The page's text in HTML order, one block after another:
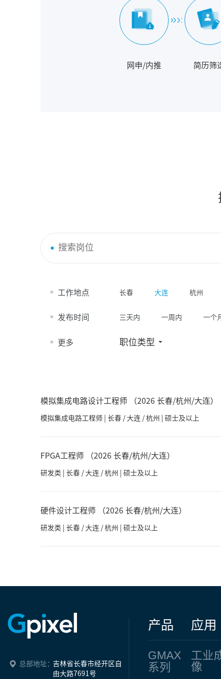
网申/内推 简历筛
工作地点 长春 大连 杭州
发布时间 三天内 一周内 一个
更多 职位类型
模拟集成电路设计工程师 （2026 长春/杭州/大连）
模拟集成电路工程师 | 长春 / 大连 / 杭州 | 硕士及以上
FPGA工程师 （2026 长春/杭州/大连）
研发类 | 长春 / 大连 / 杭州 | 硕士及以上
硬件设计工程师 （2026 长春/杭州/大连）
研发类 | 长春 / 大连 / 杭州 | 硕士及以上
总部地址：吉林省长春市经开区自
由大路7691号
产品
GMAX
系列
应用
工业
像